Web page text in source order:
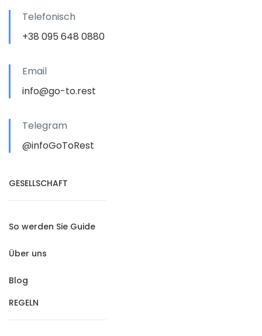
Telefonisch
+38 095 648 0880
Email
info@go-to.rest
Telegram
@infoGoToRest
GESELLSCHAFT
So werden Sie Guide
Über uns
Blog
REGELN